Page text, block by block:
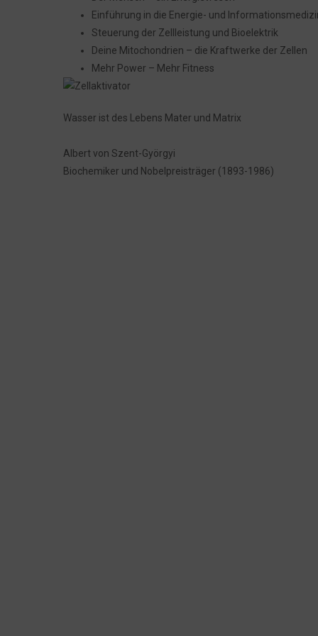
Einführung in die Energie- und
Steuerung der Zellleistung und Bioelektrik
Deine Mitochondrien – die Kraftwerke der Zellen
Mehr Power – Mehr Fitness
Wasser ist des Lebens Mater und Matrix
Albert von Szent-Györgyi
Biochemiker und Nobelpreisträger (1893-1986)